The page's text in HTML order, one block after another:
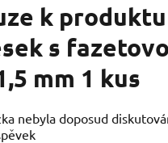
k produktu
s
mm 1 kus
nebyla doposud